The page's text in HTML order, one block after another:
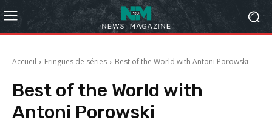
Accueil Fringues de séries Best of the World with Antoni Porowski
Best of the World with
Antoni Porowski